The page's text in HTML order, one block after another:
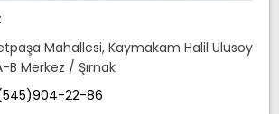
Mahallesi, Kaymakam Halil Ulusoy
Merkez / Şırnak
22-86